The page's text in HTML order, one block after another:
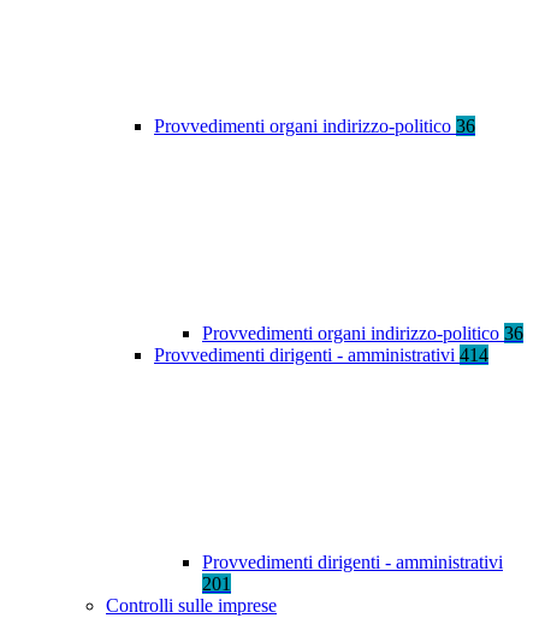
Provvedimenti organi indirizzo-politico 36
Provvedimenti organi indirizzo-politico 36
Provvedimenti dirigenti - amministrativi 414
Provvedimenti dirigenti - amministrativi
201
Controlli sulle imprese